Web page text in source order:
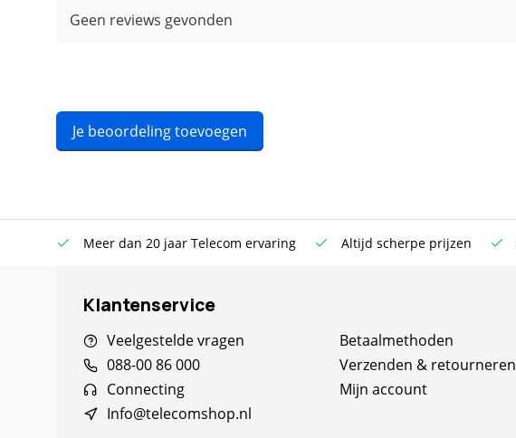
Geen reviews gevonden
Je beoordeling toevoegen
Meer dan 20 jaar Telecom ervaring Altijd scherpe prijzen
Klantenservice
Veelgestelde vragen
088-00 86 000
Connecting
Info@telecomshop.nl
Betaalmethoden
Verzenden & retourneren
Mijn account